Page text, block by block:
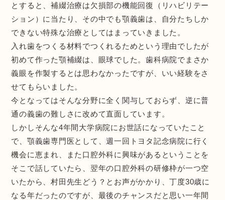
とすると、補綴治療は欠損部の機能回復（リハビリテー
ション）に当たり、その中でも顎義歯は、自分たちしか
できない特殊な治療としてはまっていきました。
入れ歯をつくる材料でつくれるためという理由でしたが
初めて作った顎補綴は、眼球でした。歯科病院でまさか
義眼を作製するとは思わなかったですが、いい経験をさ
せてもらいました。
今となってはそんな分野に全く関与しておらず、逆に普
通の義歯の難しさに改めて直面しています。
しかしそんな4年間大学病院にお世話になっていたこと
で、顎義歯専門医として、週一回トヨタ記念病院に行く
機会に恵まれ、また口腔外科に興味があるということを
そこで話していたら、翌年の口腔外科の研修枠が一つ空
いたから、村田先生どう？とお声がかかり、丁度30歳に
なる年だったのですが、最後のチャンスだと思い一年間